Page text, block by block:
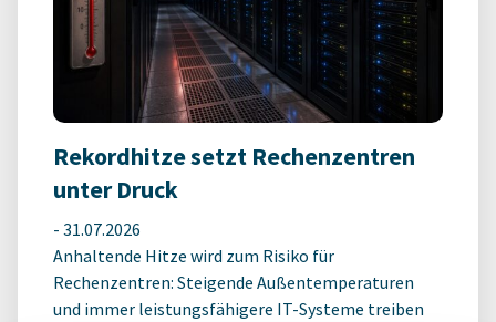
Rekordhitze setzt Rechenzentren
unter Druck
- 31.07.2026
Anhaltende Hitze wird zum Risiko für
Rechenzentren: Steigende Außentemperaturen
und immer leistungsfähigere IT-Systeme treiben